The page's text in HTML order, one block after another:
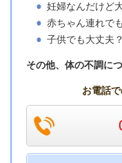
妊婦なんだけど
赤ちゃん連れで
子供でも大丈夫？
その他、体の不調に
お電話